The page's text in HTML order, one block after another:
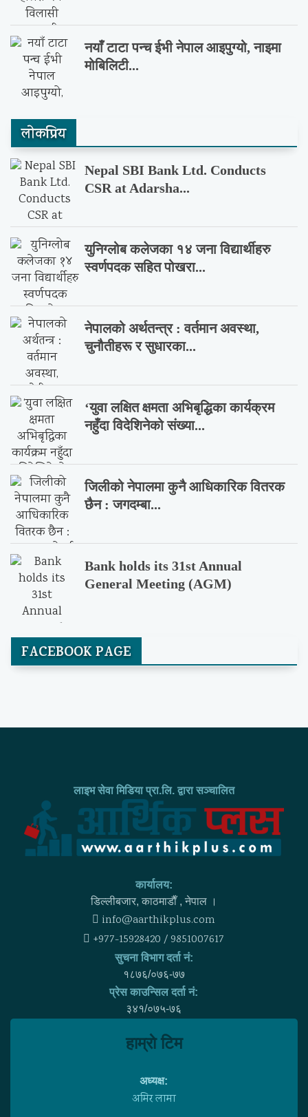
नयाँ टाटा पन्च ईभी नेपाल आइपुग्यो, नाइमा
मोबिलिटी...
लाेकप्रिय
Nepal SBI Bank Ltd. Conducts
CSR at Adarsha...
युनिग्लोब कलेजका १४ जना विद्यार्थीहरु
स्वर्णपदक सहित पोखरा...
नेपालको अर्थतन्त्र : वर्तमान अवस्था,
चुनौतीहरू र सुधारका...
‘युवा लक्षित क्षमता अभिबृद्धिका कार्यक्रम
नहुँदा विदेशिनेको संख्या...
जिलीको नेपालमा कुनै आधिकारिक वितरक
छैन : जगदम्बा...
Bank holds its 31st Annual
General Meeting (AGM)
FACEBOOK PAGE
लाइभ सेवा मिडिया प्रा.लि. द्वारा सञ्चालित
कार्यालय:
डिल्लीबजार, काठमाडाैँ , नेपाल ।
info@aarthikplus.com
+977-15928420 / 9851007617
सुचना विभाग दर्ता नं:
१८७६/०७६-७७
प्रेस काउन्सिल दर्ता नं:
३४१/०७५-७६
हाम्राे टिम
अध्यक्ष:
अमिर लामा